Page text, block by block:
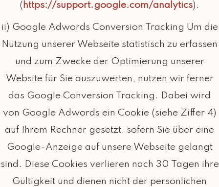
(https://support.google.com/analytics).
ii) Google Adwords Conversion Tracking Um die
Nutzung unserer Webseite statistisch zu erfassen
und zum Zwecke der Optimierung unserer
Website für Sie auszuwerten, nutzen wir ferner
das Google Conversion Tracking. Dabei wird
von Google Adwords ein Cookie (siehe Ziffer 4)
auf Ihrem Rechner gesetzt, sofern Sie über eine
Google-Anzeige auf unsere Webseite gelangt
sind. Diese Cookies verlieren nach 30 Tagen ihre
Gültigkeit und dienen nicht der persönlichen